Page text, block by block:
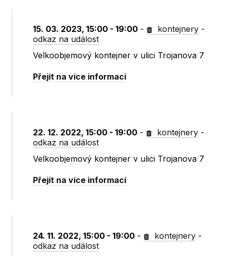
15. 03. 2023, 15:00 - 19:00 - kontejnery -
odkaz na událost
Velkoobjemový kontejner v ulici Trojanova 7
Přejít na více informací
22. 12. 2022, 15:00 - 19:00 - kontejnery -
odkaz na událost
Velkoobjemový kontejner v ulici Trojanova 7
Přejít na více informací
24. 11. 2022, 15:00 - 19:00 - kontejnery -
odkaz na událost